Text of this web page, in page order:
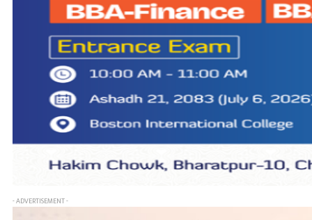
- ADVERTISEMENT -